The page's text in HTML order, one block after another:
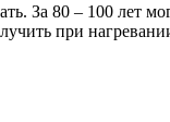
За 80 – 100 лет
при